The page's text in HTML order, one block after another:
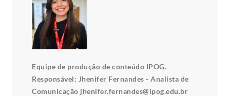
Equipe de produção de conteúdo IPOG.
Responsável: Jhenifer Fernandes - Analista de
Comunicação jhenifer.fernandes@ipog.edu.br